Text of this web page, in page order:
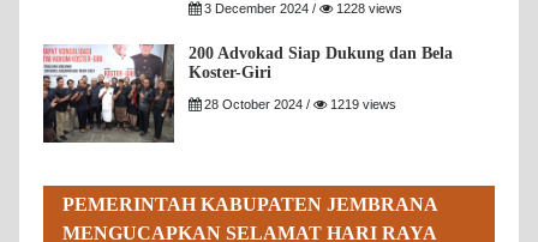
3 December 2024 / 1228 views
200 Advokad Siap Dukung dan Bela
Koster-Giri
28 October 2024 / 1219 views
PEMERINTAH KABUPATEN JEMBRANA
MENGUCAPKAN SELAMAT HARI RAYA